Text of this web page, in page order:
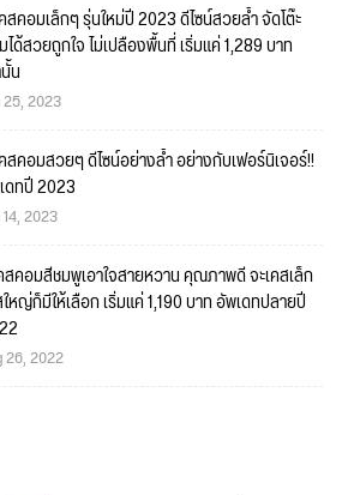
สคอมเล็กๆ รุ่นใหม่ปี 2023 ดีไซน์สวยล้ำ จัดโต๊ะ
ด้สวยถูกใจ ไม่เปลืองพื้นที่ เริ่มแค่ 1,289 บาท
น
25, 2023
สคอมสวยๆ ดีไซน์อย่างล้ำ อย่างกับเฟอร์นิเจอร์!!
ดทปี 2023
2023
สคอมสีชมพูเอาใจสายหวาน คุณภาพดี จะเคสเล็ก
หญ่ก็มีให้เลือก เริ่มแค่ 1,190 บาท อัพเดทปลายปี
26, 2022